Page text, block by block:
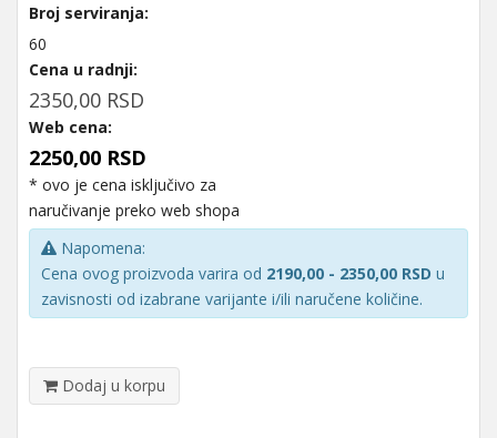
Broj serviranja:
60
Cena u radnji:
2350,00 RSD
Web cena:
2250,00 RSD
* ovo je cena isključivo za
naručivanje preko web shopa
Napomena:
Cena ovog proizvoda varira od 2190,00 - 2350,00 RSD u
zavisnosti od izabrane varijante i/ili naručene količine.
Dodaj u korpu